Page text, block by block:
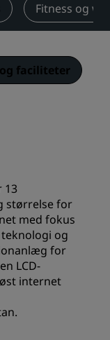
Fitness og
faciliteter
13
størrelse for
med fokus
og
for
LCD-
internet